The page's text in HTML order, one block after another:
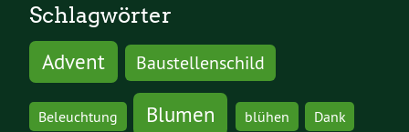
Schlagwörter
Advent
Baustellenschild
Beleuchtung Blumen blühen Dank